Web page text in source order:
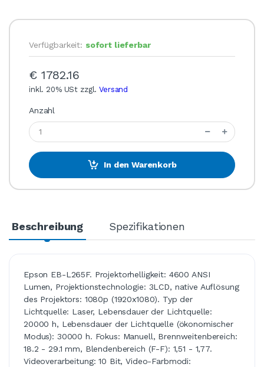
Verfügbarkeit: sofort lieferbar
€ 1782.16
inkl. 20% USt zzgl.Versand
Anzahl
In den Warenkorb
Beschreibung Spezifikationen
Epson EB-L265F. Projektorhelligkeit: 4600 ANSI
Lumen, Projektionstechnologie: 3LCD, native Auflösung
des Projektors: 1080p (1920x1080). Typ der
Lichtquelle: Laser, Lebensdauer der Lichtquelle:
20000 h, Lebensdauer der Lichtquelle (ökonomischer
Modus): 30000 h. Fokus: Manuell, Brennweitenbereich:
18.2 - 29.1 mm, Blendenbereich (F-F): 1,51 - 1,77.
Videoverarbeitung: 10 Bit, Video-Farbmodi: